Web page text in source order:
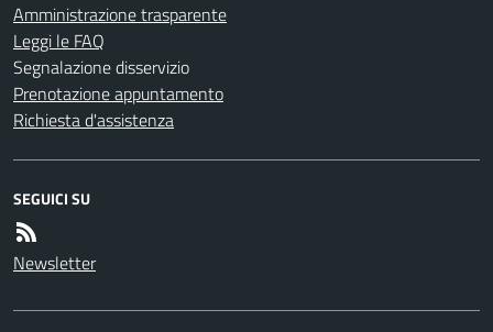
Amministrazione trasparente
Leggi le FAQ
Segnalazione disservizio
Prenotazione appuntamento
Richiesta d'assistenza
SEGUICI SU
Newsletter